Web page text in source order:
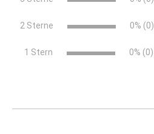
2 Sterne 0% (0)
1 Stern 0% (0)